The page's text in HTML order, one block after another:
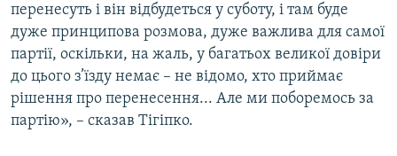
перенесуть і він відбудеться у суботу, і там буде
дуже принципова розмова, дуже важлива для самої
партії, оскільки, на жаль, у багатьох великої довіри
до цього з’їзду немає – не відомо, хто приймає
рішення про перенесення... Але ми поборемось за
партію», – сказав Тігіпко.